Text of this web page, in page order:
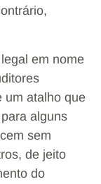
em nome
um atalho que
alguns
sem
de jeito
do